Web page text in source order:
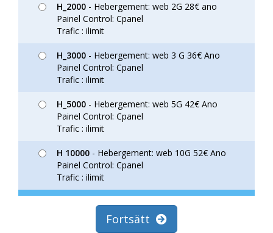
H_2000 - Hebergement: web 2G 28€ ano
Painel Control: Cpanel
Trafic : ilimit
H_3000 - Hebergement: web 3 G 36€ Ano
Painel Control: Cpanel
Trafic : ilimit
H_5000 - Hebergement: web 5G 42€ Ano
Painel Control: Cpanel
Trafic : ilimit
H 10000 - Hebergement: web 10G 52€ Ano
Painel Control: Cpanel
Trafic : ilimit
Fortsätt